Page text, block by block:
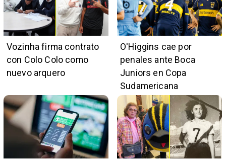
Vozinha firma contrato
con Colo Colo como
nuevo arquero
O'Higgins cae por
penales ante Boca
Juniors en Copa
Sudamericana